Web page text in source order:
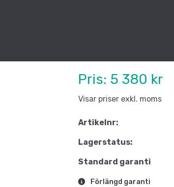
Pris: 5 380 kr
Visar priser exkl. moms
Artikelnr:
Lagerstatus:
Standard garanti
Förlängd garanti